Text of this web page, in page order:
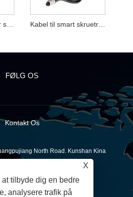
Smart skruetrækker strømkabel Kabel til smart skruetrækker
FØLG OS
Kontakt Os
North Road. Kunshan Kina
X
tilbyde dig en bedre
analysere trafik på